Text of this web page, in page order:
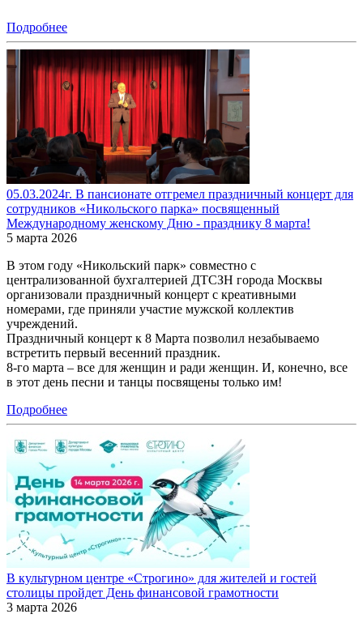
Подробнее
05.03.2024г. В пансионате отгремел праздничный концерт для
сотрудников «Никольского парка» посвященный
Международному женскому Дню - празднику 8 марта!
5 марта 2026
В этом году «Никольский парк» совместно с
централизованной бухгалтерией ДТСЗН города Москвы
организовали праздничный концерт с креативными
номерами, где приняли участие мужской коллектив
учреждений.
Праздничный концерт к 8 Марта позволил незабываемо
встретить первый весенний праздник.
8-го марта – все для женщин и ради женщин. И, конечно, все
в этот день песни и танцы посвящены только им!
Подробнее
В культурном центре «Строгино» для жителей и гостей
столицы пройдет День финансовой грамотности
3 марта 2026